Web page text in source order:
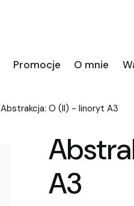
Promocje O mnie
Abstrakcja: O (II) - linoryt A3
A3